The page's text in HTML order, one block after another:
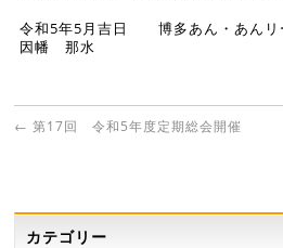
令和5年5月吉日 博多あん・あん
因幡 那水
← 第17回 令和5年度定期総会開催
カテゴリー